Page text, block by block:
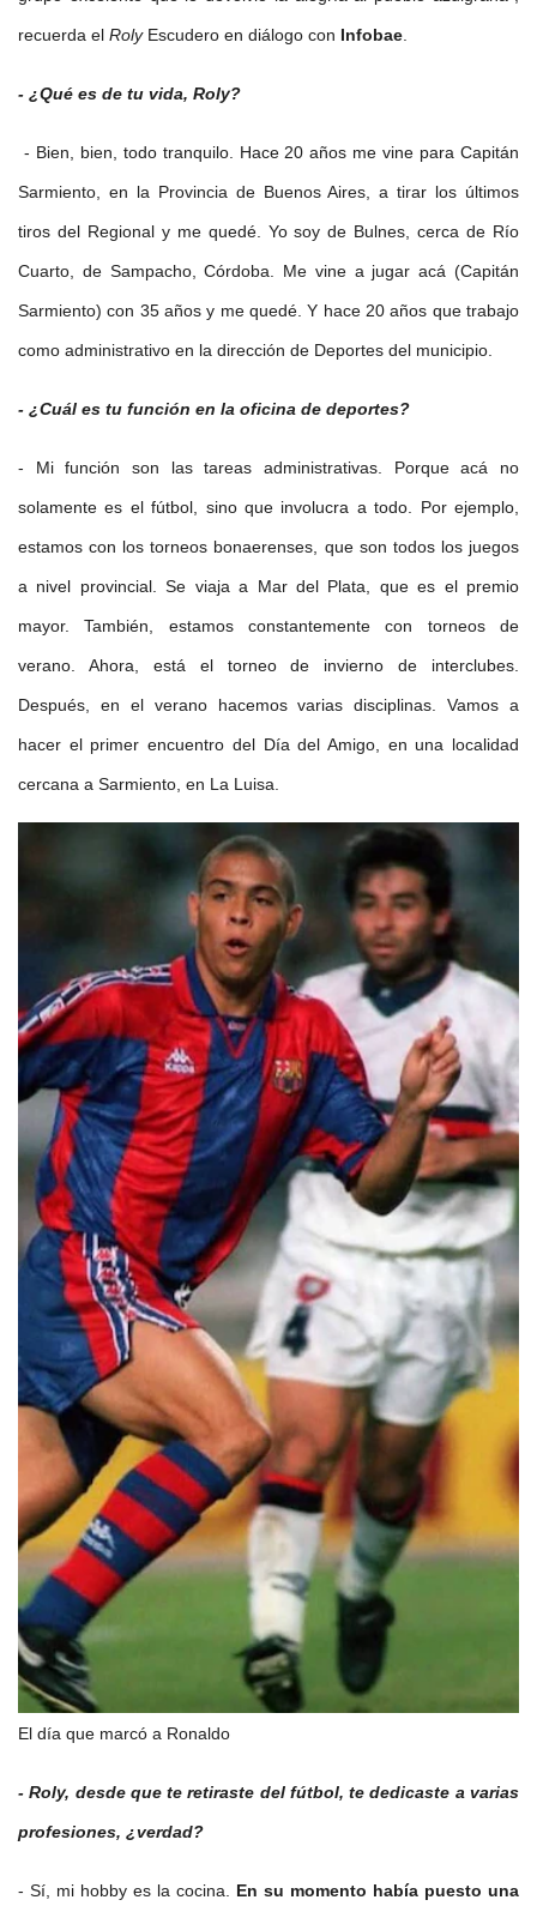
recuerda el Roly Escudero en diálogo con Infobae
- ¿Qué es de tu vida, Roly?
- Bien, bien, todo tranquilo. Hace 20 años me vine para Capitán
Sarmiento, en la Provincia de Buenos Aires, a tirar los últimos
tiros del Regional y me quedé. Yo soy de Bulnes, cerca de Río
Cuarto, de Sampacho, Córdoba. Me vine a jugar acá (Capitán
Sarmiento) con 35 años y me quedé. Y hace 20 años que trabajo
como administrativo en la dirección de Deportes del municipio.
- ¿Cuál es tu función en la oficina de deportes?
- Mi función son las tareas administrativas. Porque acá no
solamente es el fútbol, sino que involucra a todo. Por ejemplo,
estamos con los torneos bonaerenses, que son todos los juegos
a nivel provincial. Se viaja a Mar del Plata, que es el premio
mayor. También, estamos constantemente con torneos de
verano. Ahora, está el torneo de invierno de interclubes.
Después, en el verano hacemos varias disciplinas. Vamos a
hacer el primer encuentro del Día del Amigo, en una localidad
cercana a Sarmiento, en La Luisa.
El día que marcó a Ronaldo
- Roly, desde que te retiraste del fútbol, te dedicaste a varias
profesiones, ¿verdad?
- Sí, mi hobby es la cocina. En su momento había puesto una